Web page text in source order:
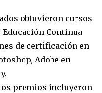
obtuvieron cursos
Educación Continua
de certificación en
Adobe en
premios incluyeron